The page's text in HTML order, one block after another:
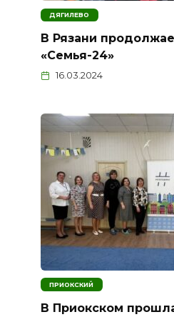
ДЯГИЛЕВО
В Рязани
«Семья-24»
16.03.2024
ПРИОКСКИЙ
В Приокском